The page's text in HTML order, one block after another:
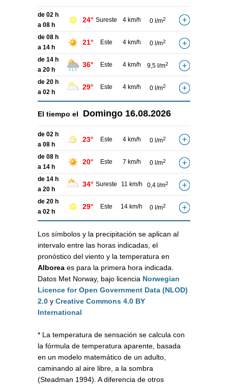
de 02 h
a 08 h
24° Sureste 4 km/h 0 l/m2
de 08 h
a 14 h
21° Este 4 km/h 0 l/m2
de 14 h
a 20 h
36° Este 4 km/h 9,5 l/m2
de 20 h
a 02 h
29° Este 4 km/h 0 l/m2
El tiempo el Domingo 16.08.2026
de 02 h
a 08 h
23° Este 4 km/h 0 l/m2
de 08 h
a 14 h
20° Este 7 km/h 0 l/m2
de 14 h
a 20 h
34° Sureste 11 km/h 0,4 l/m2
de 20 h
a 02 h
29° Este 14 km/h 0 l/m2
Los símbolos y la precipitación se aplican al
intervalo entre las horas indicadas, el
pronóstico del viento y la temperatura en
Alborea es para la primera hora indicada.
Datos Met Norway, bajo licencia Norwegian
Licence for Open Government Data (NLOD)
2.0 y Creative Commons 4.0 BY
International
* La temperatura de sensación se calcula con
la fórmula de temperatura aparente, basada
en un modelo matemático de un adulto,
caminando al aire libre, a la sombra
(Steadman 1994). A diferencia de otros